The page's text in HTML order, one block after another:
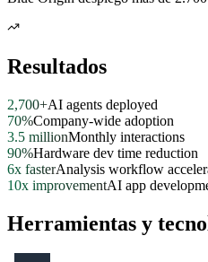
Resultados
2,700+AI agents deployed
70%Company-wide adoption
3.5 millionMonthly interactions
90%Hardware dev time reduction
6x fasterAnalysis workflow
10x improvementAI app
Herramientas y